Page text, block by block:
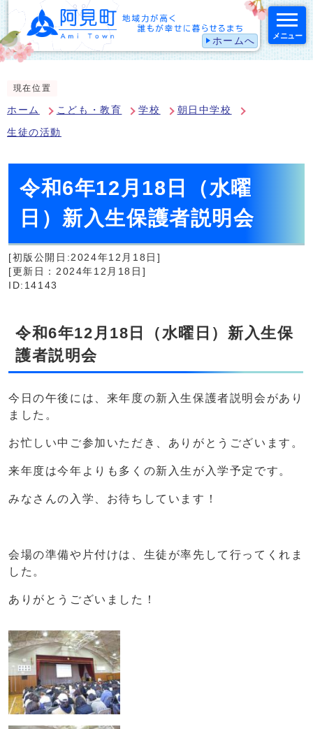
ホームへ メニュー
現在位置
ホーム こども・教育 学校 朝日中学校
生徒の活動
令和6年12月18日（水曜
日）新入生保護者説明会
[初版公開日:2024年12月18日]
[更新日：2024年12月18日]
ID:14143
令和6年12月18日（水曜日）新入生保
護者説明会
今日の午後には、来年度の新入生保護者説明会があり
ました。
お忙しい中ご参加いただき、ありがとうございます。
来年度は今年よりも多くの新入生が入学予定です。
みなさんの入学、お待ちしています！
会場の準備や片付けは、生徒が率先して行ってくれま
した。
ありがとうございました！